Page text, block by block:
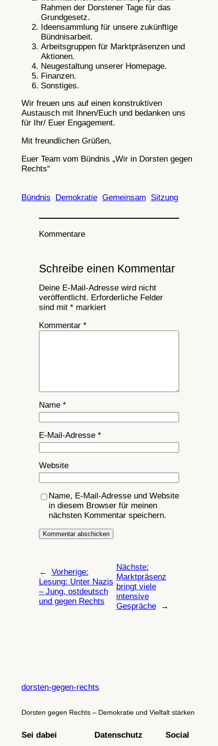
Rahmen der Dorstener Tage für das
Grundgesetz.
Ideensammlung für unsere zukünftige
Bündnisarbeit.
Arbeitsgruppen für Marktpräsenzen und
Aktionen.
Neugestaltung unserer Homepage.
Finanzen.
Sonstiges.
Wir freuen uns auf einen konstruktiven
Austausch mit Ihnen/Euch und bedanken uns
für Ihr/ Euer Engagement.
Mit freundlichen Grüßen,
Euer Team vom Bündnis „Wir in Dorsten gegen
Rechts“
Bündnis Demokratie Gemeinsam Sitzung
Kommentare
Schreibe einen Kommentar
Deine E-Mail-Adresse wird nicht
veröffentlicht. Erforderliche Felder
sind mit *markiert
Kommentar *
Name *
E-Mail-Adresse *
Website
Name, E-Mail-Adresse und Website
in diesem Browser für meinen
nächsten Kommentar speichern.
←
Vorherige:
Lesung: Unter Nazis
– Jung, ostdeutsch
und gegen Rechts
Nächste:
Marktpräsenz
bringt viele
intensive
Gespräche
→
dorsten-gegen-rechts
Dorsten gegen Rechts – Demokratie und Vielfalt stärken
Sei dabei Datenschutz Social